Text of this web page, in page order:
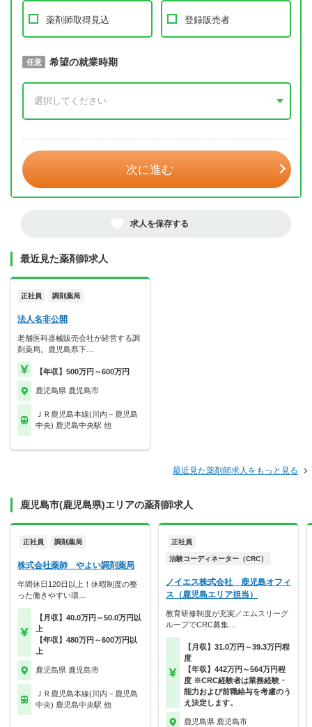
薬剤師取得見込 登録販売者
必須 取得予定年
任意 希望の就業時期
次に進む
求人を保存する
最近見た薬剤師求人
正社員 調剤薬局
法人名非公開
老舗医科器械販売会社が経営する調
剤薬局。鹿児島県下…
【年収】500万円～600万円
鹿児島県 鹿児島市
ＪＲ鹿児島本線(川内－鹿児島
中央) 鹿児島中央駅 他
最近見た薬剤師求人をもっと見る
鹿児島市(鹿児島県)エリアの薬剤師求人
正社員 調剤薬局
株式会社薬師 やよい調剤薬局
年間休日120日以上！休暇制度の整
った働きやすい環…
【月収】40.0万円～50.0万円以
上
【年収】480万円～600万円以
上
鹿児島県 鹿児島市
ＪＲ鹿児島本線(川内－鹿児島
中央) 鹿児島中央駅 他
正社員
治験コーディネーター（CRC）
ノイエス株式会社 鹿児島オフィ
ス（鹿児島エリア担当）
教育研修制度が充実／エムスリーグ
ループでCRC募集…
【月収】31.0万円～39.3万円程
度
【年収】442万円～564万円程
度 ※CRC経験者は業務経験・
能力および前職給与を考慮のう
え決定します。
鹿児島県 鹿児島市